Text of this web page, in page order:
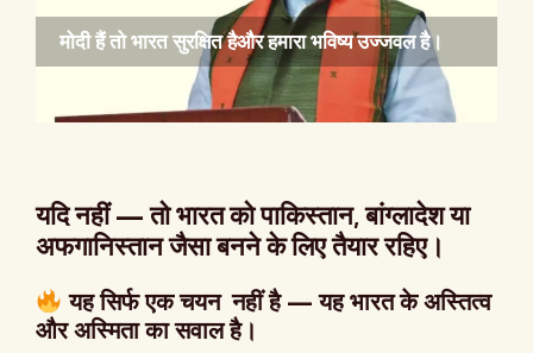
मोदी हैं तो भारत सुरक्षित हैऔर हमारा भविष्य उज्जवल है।
यदि नहीं—तो भारत को पाकिस्तान,बांग्लादेश या
अफगानिस्तान जैसा बनने के लिए तैयार रहिए।
यह सिर्फ एक चयन नहीं है — यह भारत के अस्तित्व
और अस्मिता का सवाल है।